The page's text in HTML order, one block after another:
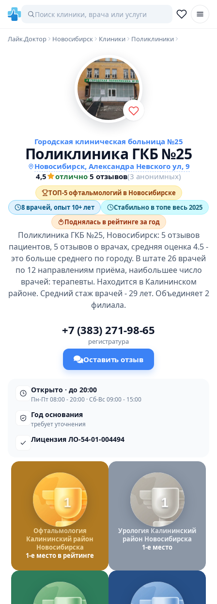
Лайк.Доктор Новосибирск Клиники Поликлиники
Городская клиническая больница №25
Поликлиника ГКБ №25
Новосибирск, Александра Невского ул, 9
4,5
отлично·5 отзывов(3 анонимных)
ТОП-5 офтальмологий в Новосибирске
8 врачей, опыт 10+ лет
Стабильно в топе весь 2025
Поднялась в рейтинге за год
Поликлиника ГКБ №25, Новосибирск: 5 отзывов
пациентов, 5 отзывов о врачах, средняя оценка 4.5 -
это больше среднего по городу. В штате 26 врачей
по 12 направлениям приёма, наибольшее число
врачей: терапевты. Находится в Калининском
районе. Средний стаж врачей - 29 лет. Объединяет 2
филиала.
+7 (383) 271-98-65
регистратура
Оставить отзыв
Открыто · до 20:00
Пн-Пт 08:00 - 20:00 · Сб-Вс 09:00 - 15:00
Год основания
требует уточнения
Лицензия ЛО-54-01-004494
1
Офтальмология
Калининский район
Новосибирска
1-е место в рейтинге
1
Урология Калининский
район Новосибирска
1-е место